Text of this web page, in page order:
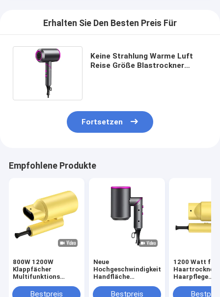
Erhalten Sie Den Besten Preis Für
Keine Strahlung Warme Luft
Reise Größe Blastrockner
Fortsetzen
Empfohlene Produkte
800W 1200W
Klappfächer
Multifunktions
Essenzöl Düse
Bestpreis
Neue
Hochgeschwindigkeitsklappbare
Handfläche
Negativ-Ionen-
Bestpreis
1200 Watt
Haartrockner
Haarpflege
Technologie